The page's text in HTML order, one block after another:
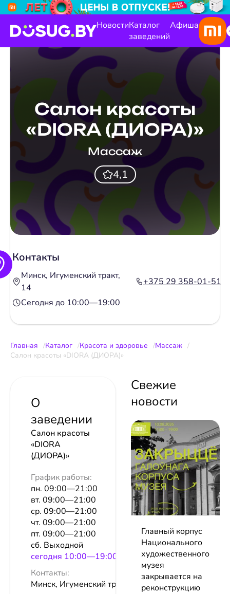
НовостиКаталог
заведений
Афиша
Салон красоты
«DIORA (ДИОРА)»
Массаж
4,1
Контакты
Минск, Игуменский тракт,
14
+375 29 358-01-51
Сегодня до 10:00—19:00
Главная Каталог Красота и здоровье
Массаж
Салон красоты «DIORA (ДИОРА)»
О
заведении
Салон красоты
«DIORA
(ДИОРА)»
График работы:
пн. 09:00—21:00
вт. 09:00—21:00
ср. 09:00—21:00
чт. 09:00—21:00
пт. 09:00—21:00
сб. Выходной
сeгодня 10:00—19:00
Контакты:
Минск, Игуменский тракт, 14
Свежие
новости
Главный корпус
Национального
художественного
музея
закрывается на
реконструкцию